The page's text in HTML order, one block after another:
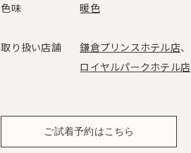
色味 暖色
取り扱い店舗
鎌倉プリンスホテル店
ロイヤルパークホテル店
ご試着予約はこちら